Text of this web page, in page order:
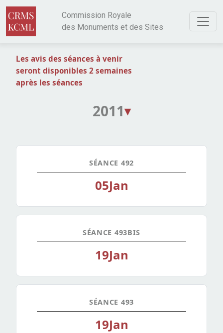
Aller au contenu principal
Commission Royale
des Monuments et des Sites
Les avis des séances à venir
seront disponibles 2 semaines
après les séances
2011▾
SÉANCE 492
05Jan
SÉANCE 493BIS
19Jan
SÉANCE 493
19Jan